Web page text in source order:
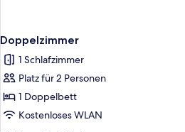
Doppelzimmer
1 Schlafzimmer
Platz für 2 Personen
1 Doppelbett
Kostenloses WLAN